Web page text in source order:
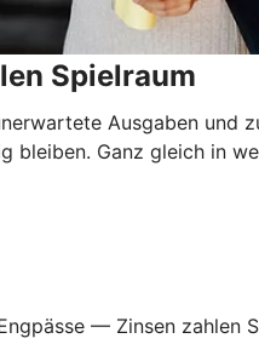
Spielraum
Ausgaben und
bleiben. Ganz gleich in
— Zinsen zahlen